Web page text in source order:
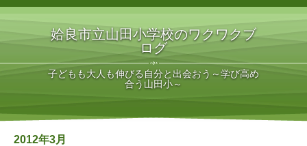
姶良市立山田小学校のワクワクブ
ログ
子どもも大人も伸びる自分と出会おう～学び高め
合う山田小～
2012年3月